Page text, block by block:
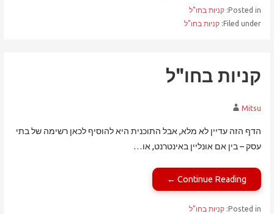
Posted in:
קניות בחו"ל
Filed under:
קניות בחו"ל
קניות בחו"ל
Mitsu
הדף הזה עדיין לא מלא, אבל התוכנית היא להוסיף לכאן רשימה של בתי
עסק – בין אם אונליין באינטרנט, או…
Continue Reading ←
Posted in:
קניות בחו"ל